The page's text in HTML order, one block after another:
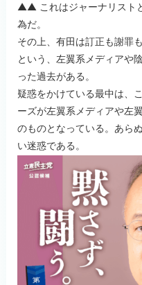
▲▲ これはジャーナリスト
為だ。
その上、有田は訂正も謝罪
という、左翼系メディアや
った過去がある。
疑惑をかけている最中は、
ーズが左翼系メディアや左
のものとなっている。あら
い迷惑である。